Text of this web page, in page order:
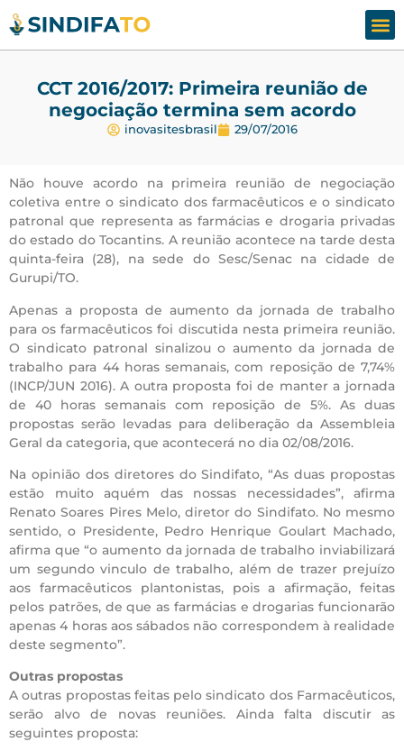
CCT 2016/2017: Primeira reunião de
negociação termina sem acordo
inovasitesbrasil 29/07/2016
Não houve acordo na primeira reunião de negociação
coletiva entre o sindicato dos farmacêuticos e o sindicato
patronal que representa as farmácias e drogaria privadas
do estado do Tocantins. A reunião acontece na tarde desta
quinta-feira (28), na sede do Sesc/Senac na cidade de
Gurupi/TO.
Apenas a proposta de aumento da jornada de trabalho
para os farmacêuticos foi discutida nesta primeira reunião.
O sindicato patronal sinalizou o aumento da jornada de
trabalho para 44 horas semanais, com reposição de 7,74%
(INCP/JUN 2016). A outra proposta foi de manter a jornada
de 40 horas semanais com reposição de 5%. As duas
propostas serão levadas para deliberação da Assembleia
Geral da categoria, que acontecerá no dia 02/08/2016.
Na opinião dos diretores do Sindifato, “As duas propostas
estão muito aquém das nossas necessidades”, afirma
Renato Soares Pires Melo, diretor do Sindifato. No mesmo
sentido, o Presidente, Pedro Henrique Goulart Machado,
afirma que “o aumento da jornada de trabalho inviabilizará
um segundo vinculo de trabalho, além de trazer prejuízo
aos farmacêuticos plantonistas, pois a afirmação, feitas
pelos patrões, de que as farmácias e drogarias funcionarão
apenas 4 horas aos sábados não correspondem à realidade
deste segmento”.
Outras propostas
A outras propostas feitas pelo sindicato dos Farmacêuticos,
serão alvo de novas reuniões. Ainda falta discutir as
seguintes proposta: